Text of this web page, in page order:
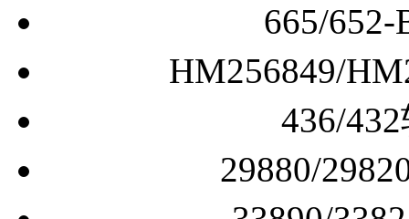
665/
HM256849/
436/